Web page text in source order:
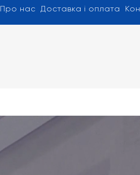
Про нас Доставка і оплата